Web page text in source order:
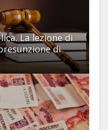
La lezione di
di